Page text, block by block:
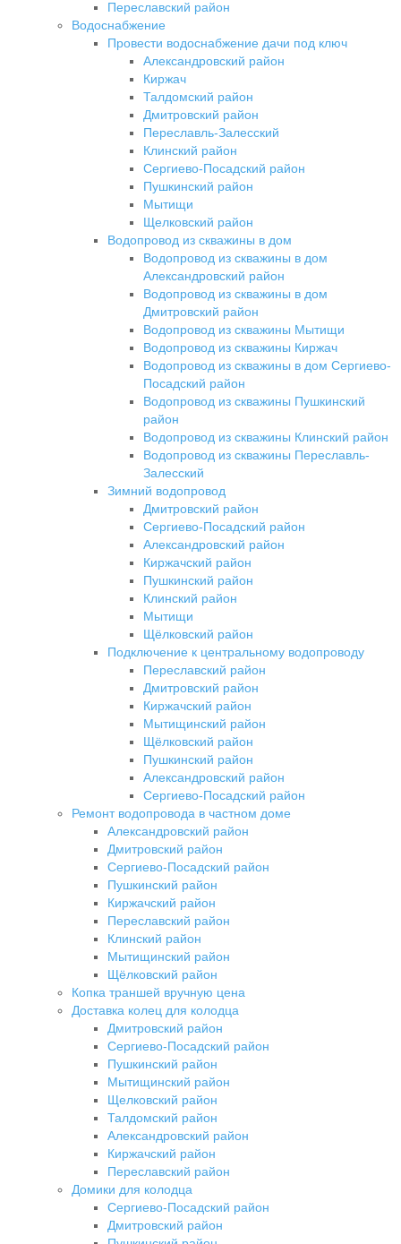
Переславский район
Водоснабжение
Провести водоснабжение дачи под ключ
Александровский район
Киржач
Талдомский район
Дмитровский район
Переславль-Залесский
Клинский район
Сергиево-Посадский район
Пушкинский район
Мытищи
Щелковский район
Водопровод из скважины в дом
Водопровод из скважины в дом
Александровский район
Водопровод из скважины в дом
Дмитровский район
Водопровод из скважины Мытищи
Водопровод из скважины Киржач
Водопровод из скважины в дом Сергиево-
Посадский район
Водопровод из скважины Пушкинский
район
Водопровод из скважины Клинский район
Водопровод из скважины Переславль-
Залесский
Зимний водопровод
Дмитровский район
Сергиево-Посадский район
Александровский район
Киржачский район
Пушкинский район
Клинский район
Мытищи
Щёлковский район
Подключение к центральному водопроводу
Переславский район
Дмитровский район
Киржачский район
Мытищинский район
Щёлковский район
Пушкинский район
Александровский район
Сергиево-Посадский район
Ремонт водопровода в частном доме
Александровский район
Дмитровский район
Сергиево-Посадский район
Пушкинский район
Киржачский район
Переславский район
Клинский район
Мытищинский район
Щёлковский район
Копка траншей вручную цена
Доставка колец для колодца
Дмитровский район
Сергиево-Посадский район
Пушкинский район
Мытищинский район
Щелковский район
Талдомский район
Александровский район
Киржачский район
Переславский район
Домики для колодца
Сергиево-Посадский район
Дмитровский район